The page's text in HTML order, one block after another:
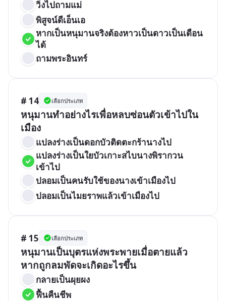
วิ่งไปถามแม่
พิสูจน์ดีเอ็นเอ
หากเป็นหนุมานจริงต้องหาวเป็นดาวเป็นเดือน
ได้
ถามพระอินทร์
# 14 เลือกประเภท
หนุมานทำอย่างไรเพื่อหลบซ่อนตัวเข้าไปใน
เมือง
แปลงร่างเป็นดอกบัวติดตะกร้านางไป
แปลงร่างเป็นใยบัวเกาะสไบนางพิรากวน
เข้าไป
ปลอมเป็นคนรับใช้ของนางเข้าเมืองไป
ปลอมเป็นไมยราพแล้วเข้าเมืองไป
# 15 เลือกประเภท
หนุมานเป็นบุตรแห่งพระพายเมื่อตายแล้ว
หากถูกลมพัดจะเกิดอะไรขึ้น
กลายเป็นผุยผง
ฟื้นคืนชีพ